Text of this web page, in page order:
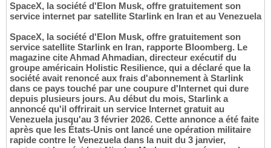
SpaceX, la société d'Elon Musk, offre gratuitement son
service internet par satellite Starlink en Iran et au Venezuela
SpaceX, la société d'Elon Musk, offre gratuitement son
service satellite Starlink en Iran, rapporte Bloomberg. Le
magazine cite Ahmad Ahmadian, directeur exécutif du
groupe américain Holistic Resilience, qui a déclaré que la
société avait renoncé aux frais d'abonnement à Starlink
dans ce pays touché par une coupure d'Internet qui dure
depuis plusieurs jours. Au début du mois, Starlink a
annoncé qu'il offrirait un service Internet gratuit au
Venezuela jusqu'au 3 février 2026. Cette annonce a été faite
après que les États-Unis ont lancé une opération militaire
rapide contre le Venezuela dans la nuit du 3 janvier,